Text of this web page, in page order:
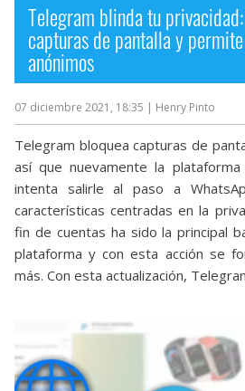
Telegram blinda tu
capturas de pantalla y
anónimos
07 diciembre 2021, 18:35 | Henry Pinto
Telegram bloquea capturas de
así que nuevamente la
intenta salirle al paso a
características centradas en la
fin de cuentas ha sido la principal
plataforma y con esta acción se
más. Con esta actualización,